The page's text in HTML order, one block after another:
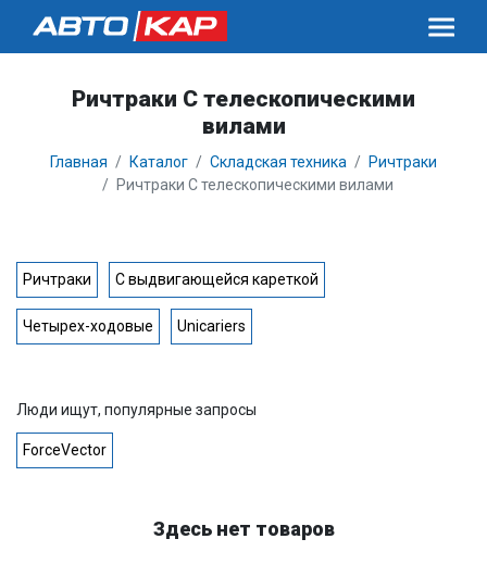
Ричтраки С телескопическими
вилами
Главная Каталог Складская техника
Ричтраки
Ричтраки С телескопическими вилами
Ричтраки С выдвигающейся кареткой
Четырех-ходовые Unicariers
Люди ищут, популярные запросы
ForceVector
Здесь нет товаров